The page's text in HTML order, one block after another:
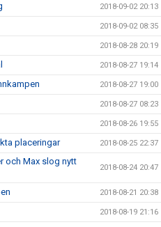
2018-09-02 20:13
2018-09-02 08:35
2018-08-28 20:19
2018-08-27 19:14
2018-08-27 19:00
2018-08-27 08:23
2018-08-26 19:55
placeringar 2018-08-25 22:37
och Max slog nytt
2018-08-24 20:47
2018-08-21 20:38
2018-08-19 21:16